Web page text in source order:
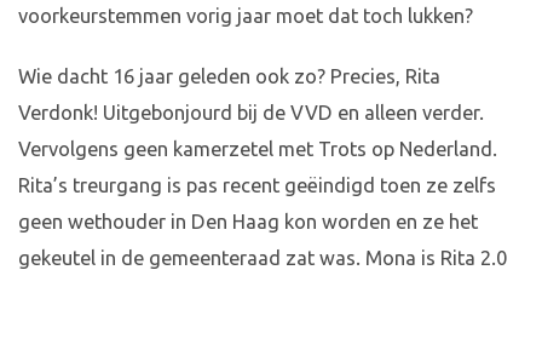
voorkeurstemmen vorig jaar moet dat toch lukken?
Wie dacht 16 jaar geleden ook zo? Precies, Rita
Verdonk! Uitgebonjourd bij de VVD en alleen verder.
Vervolgens geen kamerzetel met Trots op Nederland.
Rita’s treurgang is pas recent geëindigd toen ze zelfs
geen wethouder in Den Haag kon worden en ze het
gekeutel in de gemeenteraad zat was. Mona is Rita 2.0